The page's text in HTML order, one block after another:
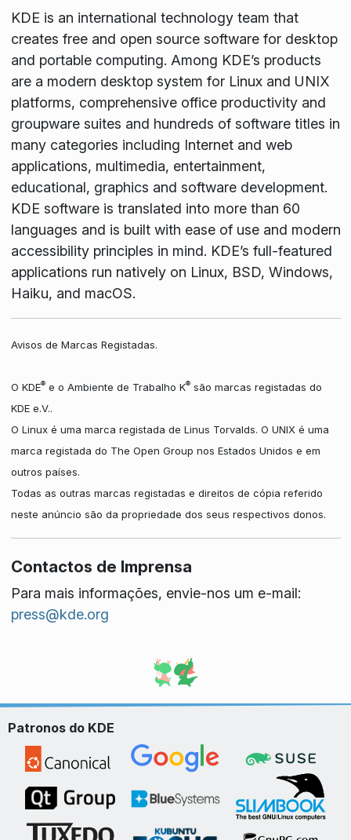
KDE is an international technology team that
creates free and open source software for desktop
and portable computing. Among KDE’s products
are a modern desktop system for Linux and UNIX
platforms, comprehensive office productivity and
groupware suites and hundreds of software titles in
many categories including Internet and web
applications, multimedia, entertainment,
educational, graphics and software development.
KDE software is translated into more than 60
languages and is built with ease of use and modern
accessibility principles in mind. KDE’s full-featured
applications run natively on Linux, BSD, Windows,
Haiku, and macOS.
Avisos de Marcas Registadas.
O KDE®e o Ambiente de Trabalho K®são marcas registadas do
KDE e.V..
O Linux é uma marca registada de Linus Torvalds. O UNIX é uma
marca registada do The Open Group nos Estados Unidos e em
outros países.
Todas as outras marcas registadas e direitos de cópia referido
neste anúncio são da propriedade dos seus respectivos donos.
Contactos de Imprensa
Para mais informações, envie-nos um e-mail:
press@kde.org
Patronos do KDE